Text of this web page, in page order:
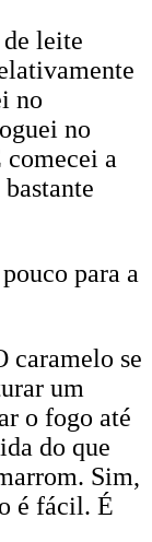
leite
no
no
a
para a
caramelo se
um
o fogo até
do que
Sim,
é fácil. É